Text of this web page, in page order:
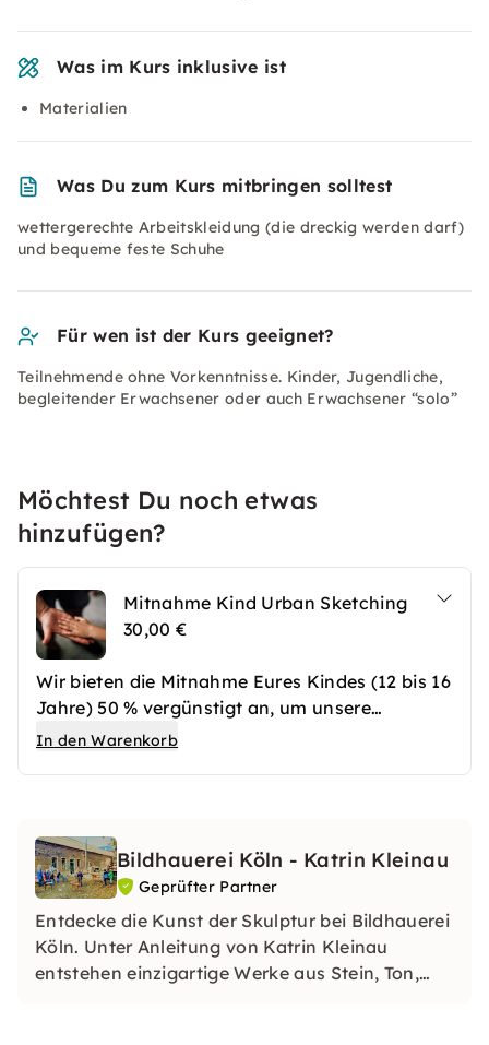
Was im Kurs inklusive ist
Materialien
Was Du zum Kurs mitbringen solltest
wettergerechte Arbeitskleidung (die dreckig werden darf)
und bequeme feste Schuhe
Für wen ist der Kurs geeignet?
Teilnehmende ohne Vorkenntnisse. Kinder, Jugendliche,
begleitender Erwachsener oder auch Erwachsener “solo”
Möchtest Du noch etwas
hinzufügen?
Mitnahme Kind Urban Sketching
30,00 €
Wir bieten die Mitnahme Eures Kindes (12 bis 16
Jahre) 50 % vergünstigt an, um unsere
Kinder-/Jugendfreundlichkeit zu
In den Warenkorb
Bildhauerei Köln - Katrin Kleinau
Geprüfter Partner
Entdecke die Kunst der Skulptur bei Bildhauerei
Köln. Unter Anleitung von Katrin Kleinau
entstehen einzigartige Werke aus Stein, Ton,